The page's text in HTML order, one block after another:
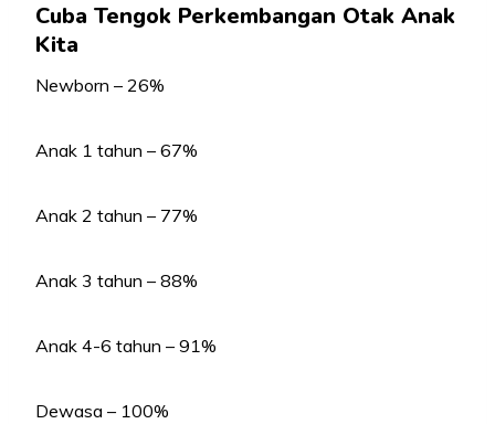
Cuba Tengok Perkembangan Otak Anak
Kita
Newborn – 26%
Anak 1 tahun – 67%
Anak 2 tahun – 77%
Anak 3 tahun – 88%
Anak 4-6 tahun – 91%
Dewasa – 100%